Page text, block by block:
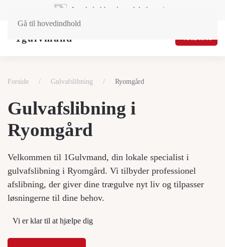
Gå til hovedindhold
Landsdækkende og lokal service
Forside Gulvafslibning Ryomgård
Gulvafslibning i
Ryomgård
Velkommen til 1Gulvmand, din lokale specialist i
gulvafslibning i Ryomgård. Vi tilbyder professionel
afslibning, der giver dine trægulve nyt liv og tilpasser
løsningerne til dine behov.
Vi er klar til at hjælpe dig